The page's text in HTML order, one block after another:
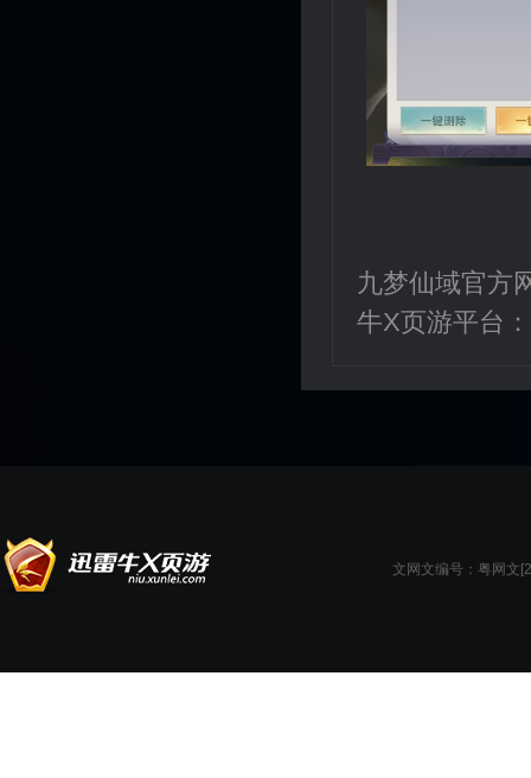
九梦仙域官方
牛X页游平台：
文网文编号：粤网